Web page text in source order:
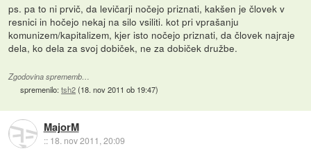
ps. pa to ni prvič, da levičarji nočejo priznati, kakšen je človek v
resnici in hočejo nekaj na silo vsiliti. kot pri vprašanju
komunizem/kapitalizem, kjer isto nočejo priznati, da človek najraje
dela, ko dela za svoj dobiček, ne za dobiček družbe.
Zgodovina sprememb…
spremenilo:tsh2(18. nov 2011 ob 19:47)
MajorM
:: 18. nov 2011, 20:09